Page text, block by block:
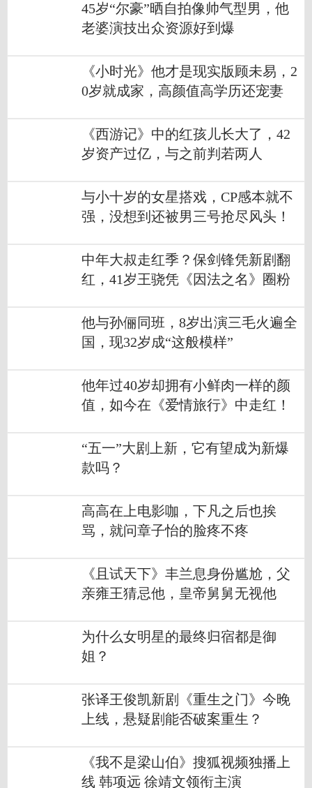
45岁“尔豪”晒自拍像帅气型男，他
老婆演技出众资源好到爆
《小时光》他才是现实版顾未易，2
0岁就成家，高颜值高学历还宠妻
《西游记》中的红孩儿长大了，42
岁资产过亿，与之前判若两人
与小十岁的女星搭戏，CP感本就不
强，没想到还被男三号抢尽风头！
中年大叔走红季？保剑锋凭新剧翻
红，41岁王骁凭《因法之名》圈粉
他与孙俪同班，8岁出演三毛火遍全
国，现32岁成“这般模样”
他年过40岁却拥有小鲜肉一样的颜
值，如今在《爱情旅行》中走红！
“五一”大剧上新，它有望成为新爆
款吗？
高高在上电影咖，下凡之后也挨
骂，就问章子怡的脸疼不疼
《且试天下》丰兰息身份尴尬，父
亲雍王猜忌他，皇帝舅舅无视他
为什么女明星的最终归宿都是御
姐？
张译王俊凯新剧《重生之门》今晚
上线，悬疑剧能否破案重生？
《我不是梁山伯》搜狐视频独播上
线 韩项远 徐靖文领衔主演